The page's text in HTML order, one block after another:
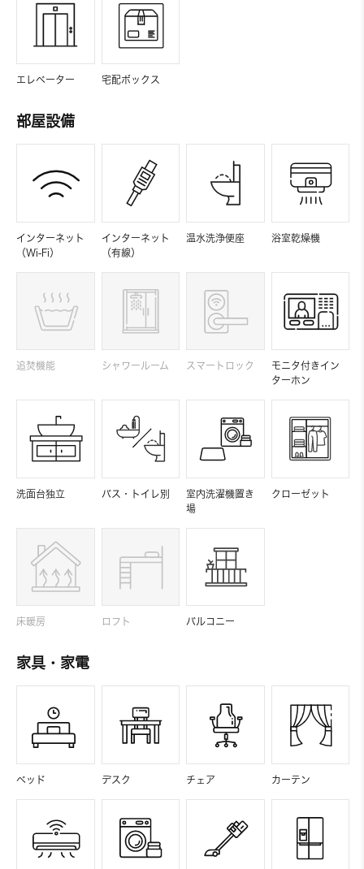
エレベーター 宅配ボックス
部屋設備
インターネット
（Wi-Fi）
インターネット
（有線）
温水洗浄便座 浴室乾燥機
追焚機能 シャワールーム スマートロック
モニタ付きイン
ターホン
洗面台独立 バス・トイレ別
室内洗濯機置き
場
クローゼット
床暖房 ロフト バルコニー
家具・家電
ベッド デスク チェア カーテン